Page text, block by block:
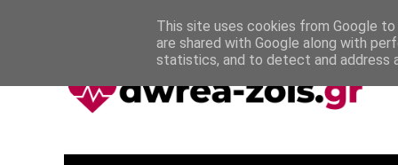
This site uses cookies from Google
are shared with Google along with
statistics, and to detect and address